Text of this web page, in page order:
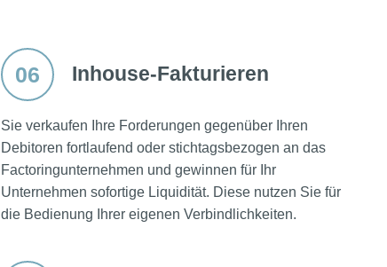
06 Inhouse-Fakturieren
Sie verkaufen Ihre Forderungen gegenüber Ihren
Debitoren fortlaufend oder stichtagsbezogen an das
Factoringunternehmen und gewinnen für Ihr
Unternehmen sofortige Liquidität. Diese nutzen Sie für
die Bedienung Ihrer eigenen Verbindlichkeiten.